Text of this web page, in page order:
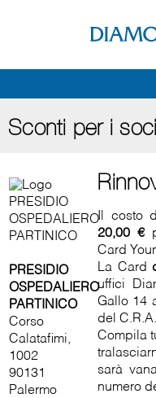
Sconti per i
PRESIDIO
OSPEDALIERO
PARTINICO
Corso
Calatafimi,
1002
90131
Palermo
Il costo
20,00 €
Card
La Card
uffici
Gallo 14
del
Compila
sarà
numero